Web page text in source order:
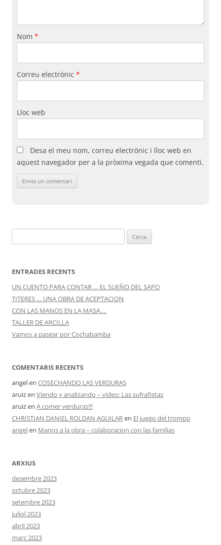
Nom *
Correu electrònic *
Lloc web
Desa el meu nom, correu electrònic i lloc web en
aquest navegador per a la pròxima vegada que comenti.
ENTRADES RECENTS
UN CUENTO PARA CONTAR … EL SUEÑO DEL SAPO
TITERES … UNA OBRA DE ACEPTACION
CON LAS MANOS EN LA MASA….
TALLER DE ARCILLA
Vamos a pasear por Cochabamba
COMENTARIS RECENTS
angelen COSECHANDO LAS VERDURAS
aruizen Viendo y analizando – video: Las sufrafistas
aruizen A comer verduras!!!
CHRISTIAN DANIEL ROLDAN AGUILARen El juego del trompo
angelen Manos a la obra – colaboracion con las familias
ARXIUS
desembre 2023
octubre 2023
setembre 2023
juliol 2023
abril 2023
març 2023